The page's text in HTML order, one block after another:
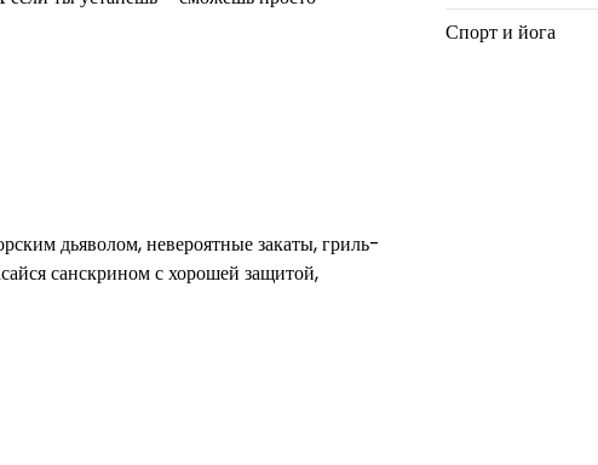
дьяволом, невероятные закаты, гриль-
санскрином с хорошей защитой,
Спорт и йога